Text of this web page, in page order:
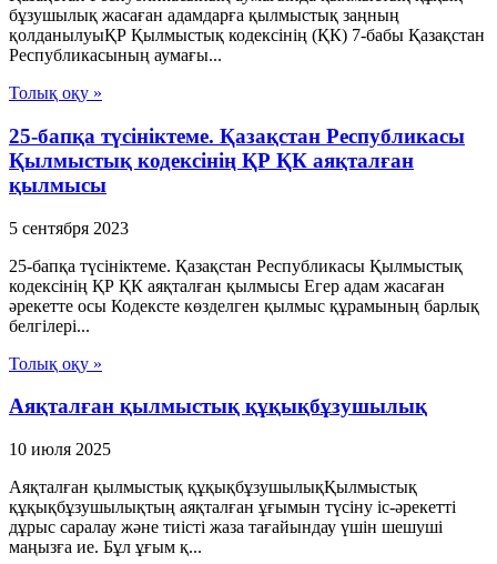
бұзушылық жасаған адамдарға қылмыстық заңның
қолданылуыҚР Қылмыстық кодексінің (ҚК) 7-бабы Қазақстан
Республикасының аумағы...
Толық оқу »
25-бапқа түсініктеме. Қазақстан Республикасы
Қылмыстық кодексінің ҚР ҚК аяқталған
қылмысы
5 сентября 2023
25-бапқа түсініктеме. Қазақстан Республикасы Қылмыстық
кодексінің ҚР ҚК аяқталған қылмысы Егер адам жасаған
әрекетте осы Кодексте көзделген қылмыс құрамының барлық
белгілері...
Толық оқу »
Аяқталған қылмыстық құқықбұзушылық
10 июля 2025
Аяқталған қылмыстық құқықбұзушылықҚылмыстық
құқықбұзушылықтың аяқталған ұғымын түсіну іс-әрекетті
дұрыс саралау және тиісті жаза тағайындау үшін шешуші
маңызға ие. Бұл ұғым қ...